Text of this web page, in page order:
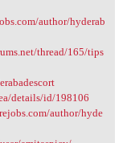
author/hyderab
thread/165/tips
details/id/198106
author/hyde